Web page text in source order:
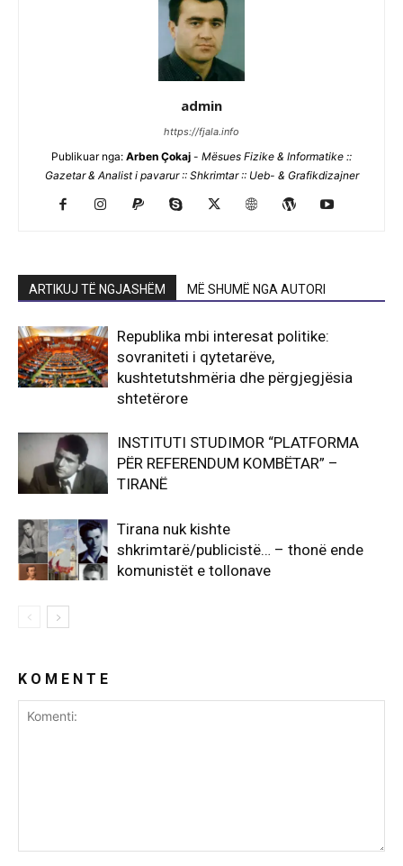
admin
https://fjala.info
Publikuar nga: Arben Çokaj - Mësues Fizike & Informatike ::
Gazetar & Analist i pavarur :: Shkrimtar :: Ueb- & Grafikdizajner
ARTIKUJ TË NGJASHËM MË SHUMË NGA AUTORI
Republika mbi interesat politike:
sovraniteti i qytetarëve,
kushtetutshmëria dhe përgjegjësia
shtetërore
INSTITUTI STUDIMOR “PLATFORMA
PËR REFERENDUM KOMBËTAR” –
TIRANË
Tirana nuk kishte
shkrimtarë/publicistë… – thonë ende
komunistët e tollonave
K O M E N T E